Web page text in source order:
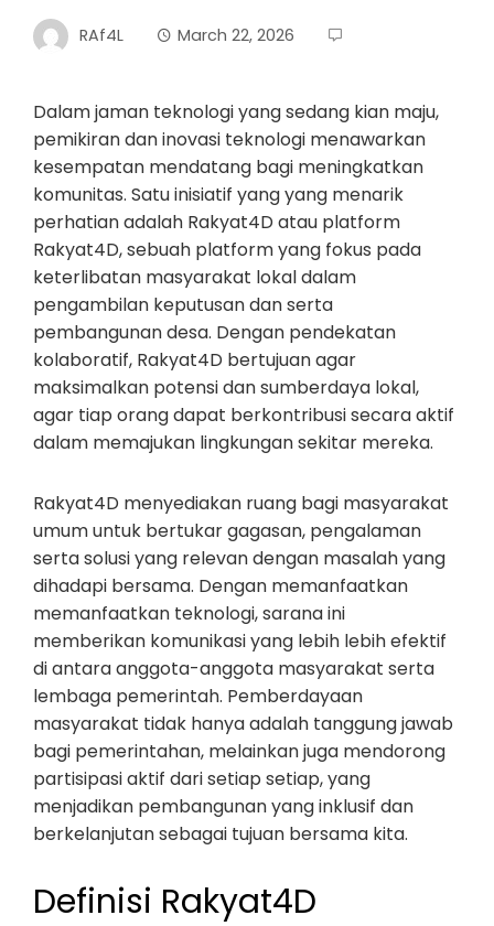
RAf4L March 22, 2026
Dalam jaman teknologi yang sedang kian maju,
pemikiran dan inovasi teknologi menawarkan
kesempatan mendatang bagi meningkatkan
komunitas. Satu inisiatif yang yang menarik
perhatian adalah Rakyat4D atau platform
Rakyat4D, sebuah platform yang fokus pada
keterlibatan masyarakat lokal dalam
pengambilan keputusan dan serta
pembangunan desa. Dengan pendekatan
kolaboratif, Rakyat4D bertujuan agar
maksimalkan potensi dan sumberdaya lokal,
agar tiap orang dapat berkontribusi secara aktif
dalam memajukan lingkungan sekitar mereka.
Rakyat4D menyediakan ruang bagi masyarakat
umum untuk bertukar gagasan, pengalaman
serta solusi yang relevan dengan masalah yang
dihadapi bersama. Dengan memanfaatkan
memanfaatkan teknologi, sarana ini
memberikan komunikasi yang lebih lebih efektif
di antara anggota-anggota masyarakat serta
lembaga pemerintah. Pemberdayaan
masyarakat tidak hanya adalah tanggung jawab
bagi pemerintahan, melainkan juga mendorong
partisipasi aktif dari setiap setiap, yang
menjadikan pembangunan yang inklusif dan
berkelanjutan sebagai tujuan bersama kita.
Definisi Rakyat4D